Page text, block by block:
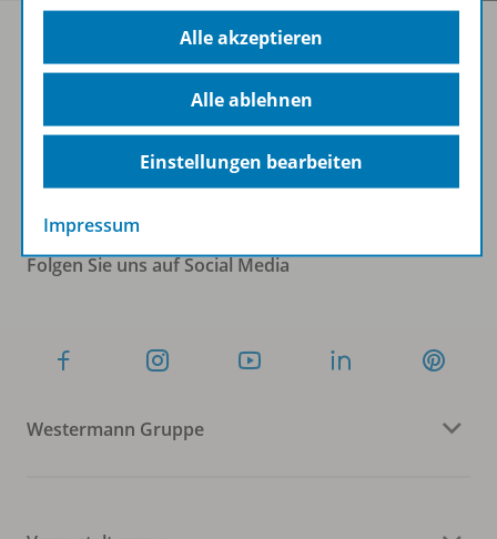
Zum Newsletter anmelden
Folgen Sie uns auf Social Media
Westermann Gruppe
Alle akzeptieren
Alle ablehnen
Einstellungen bearbeiten
Impressum